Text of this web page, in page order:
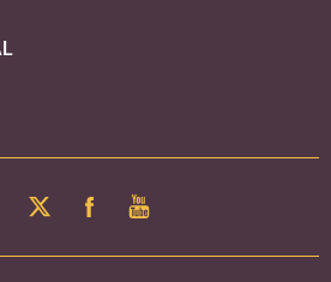
TWITTERFACEBOOK
YOUTUBE